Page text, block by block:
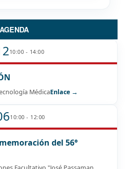
AGENDA
10:00 - 14:00
MédicaEnlace →
10:00 - 12:00
del 56°